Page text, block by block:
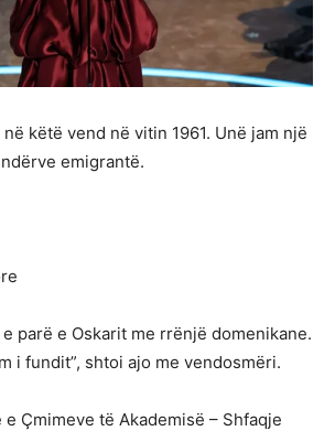
këtë vend në vitin 1961. Unë jam një
emigrantë.
parë e Oskarit me rrënjë domenikane.
i fundit”, shtoi ajo me vendosmëri.
e Çmimeve të Akademisë – Shfaqje